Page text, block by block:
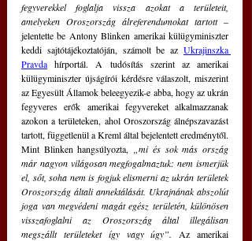
fegyverekkel foglalja vissza azokat a területeit,
amelyeken Oroszország álreferendumokat tartott –
jelentette be Antony Blinken amerikai külügyminiszter
keddi sajtótájékoztatóján, számolt be az Ukrajinszka
Pravda hírportál. A tudósítás szerint az amerikai
külügyminiszter újságírói kérdésre válaszolt, miszerint
az Egyesült Államok beleegyezik-e abba, hogy az ukrán
fegyveres erők amerikai fegyvereket alkalmazzanak
azokon a területeken, ahol Oroszország álnépszavazást
tartott, függetlenül a Kreml által bejelentett eredménytől.
Mint Blinken hangsúlyozta,
„mi és sok más ország
már nagyon világosan megfogalmaztuk: nem ismerjük
el, sőt, soha nem is fogjuk elismerni az ukrán területek
Oroszország általi annektálását. Ukrajnának abszolút
joga van megvédeni magát egész területén, különösen
visszafoglalni az Oroszország által illegálisan
megszállt területeket így vagy úgy”. Az amerikai